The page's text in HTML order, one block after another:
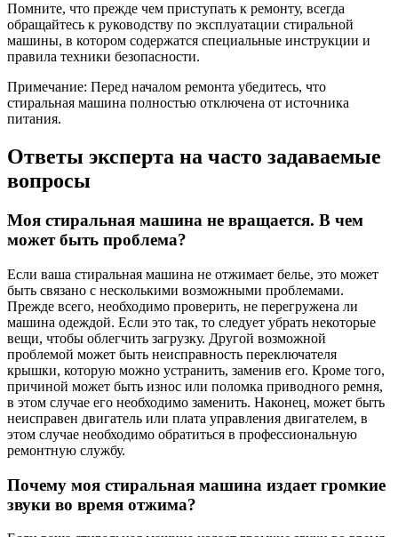
Помните, что прежде чем приступать к ремонту, всегда
обращайтесь к руководству по эксплуатации стиральной
машины, в котором содержатся специальные инструкции и
правила техники безопасности.
Примечание: Перед началом ремонта убедитесь, что
стиральная машина полностью отключена от источника
питания.
Ответы эксперта на часто задаваемые
вопросы
Моя стиральная машина не вращается. В чем
может быть проблема?
Если ваша стиральная машина не отжимает белье, это может
быть связано с несколькими возможными проблемами.
Прежде всего, необходимо проверить, не перегружена ли
машина одеждой. Если это так, то следует убрать некоторые
вещи, чтобы облегчить загрузку. Другой возможной
проблемой может быть неисправность переключателя
крышки, которую можно устранить, заменив его. Кроме того,
причиной может быть износ или поломка приводного ремня,
в этом случае его необходимо заменить. Наконец, может быть
неисправен двигатель или плата управления двигателем, в
этом случае необходимо обратиться в профессиональную
ремонтную службу.
Почему моя стиральная машина издает громкие
звуки во время отжима?